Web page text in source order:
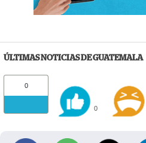
ÚLTIMAS NOTICIAS DE GUATEMALA
0
0